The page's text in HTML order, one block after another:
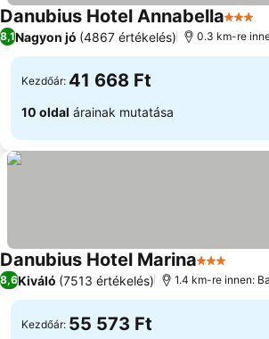
Danubius Hotel Annabella3
8,1Nagyon jó (4867 értékelés) 0.3 km-re
Kezdőár: 41 668 Ft
10 oldal árainak mutatása
Danubius Hotel Marina3 Kategória
8,6Kiváló (7513 értékelés) 1.4 km-re innen:
Kezdőár: 55 573 Ft